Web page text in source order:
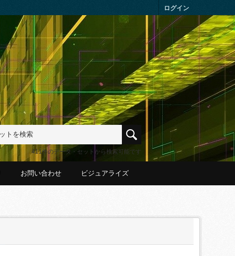
ログイン
411件のデータ・セットから検索可能です
お問い合わせ ビジュアライズ